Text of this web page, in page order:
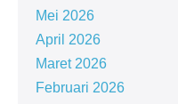
Mei 2026
April 2026
Maret 2026
Februari 2026